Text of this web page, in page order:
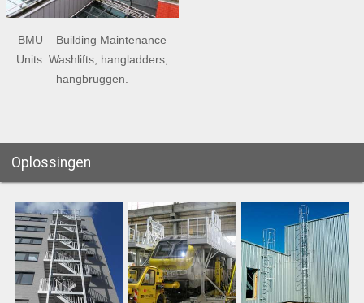
BMU – Building Maintenance
Units. Washlifts, hangladders,
hangbruggen.
Oplossingen